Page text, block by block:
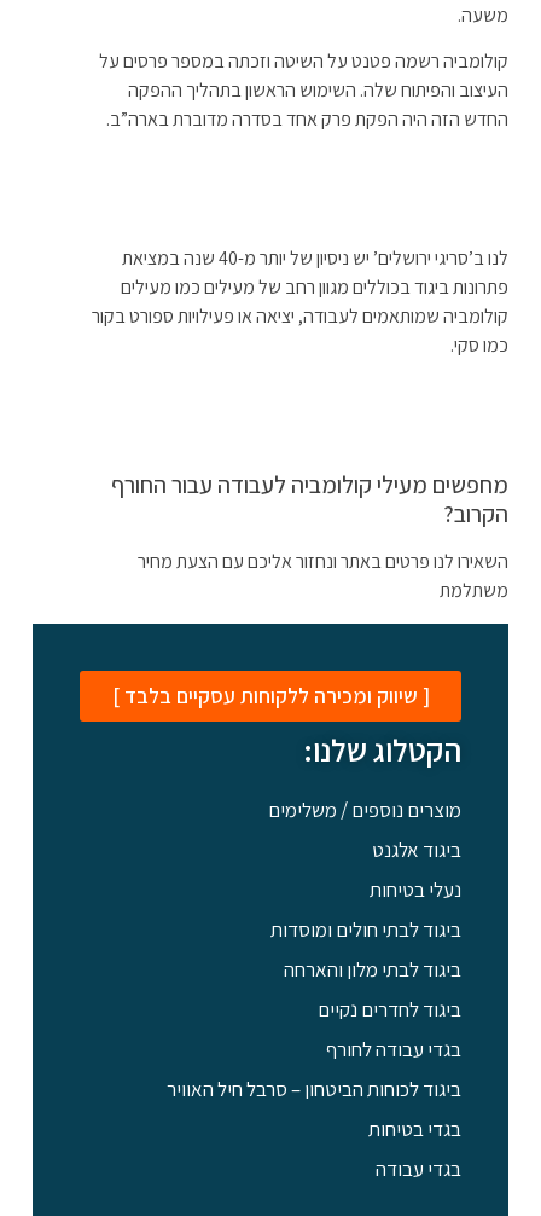
משעה.
קולומביה רשמה פטנט על השיטה וזכתה במספר פרסים על
העיצוב והפיתוח שלה. השימוש הראשון בתהליך ההפקה
החדש הזה היה הפקת פרק אחד בסדרה מדוברת בארה”ב.
לנו ב’סריגי ירושלים’ יש ניסיון של יותר מ-40 שנה במציאת
פתרונות ביגוד בכוללים מגוון רחב של מעילים כמו מעילים
קולומביה שמותאמים לעבודה, יציאה או פעילויות ספורט בקור
כמו סקי.
מחפשים מעילי קולומביה לעבודה עבור החורף
הקרוב?
השאירו לנו פרטים באתר ונחזור אליכם עם הצעת מחיר
משתלמת
[ שיווק ומכירה ללקוחות עסקיים בלבד ]
הקטלוג שלנו:
מוצרים נוספים / משלימים
ביגוד אלגנט
נעלי בטיחות
ביגוד לבתי חולים ומוסדות
ביגוד לבתי מלון והארחה
ביגוד לחדרים נקיים
בגדי עבודה לחורף
ביגוד לכוחות הביטחון – סרבל חיל האוויר
בגדי בטיחות
בגדי עבודה